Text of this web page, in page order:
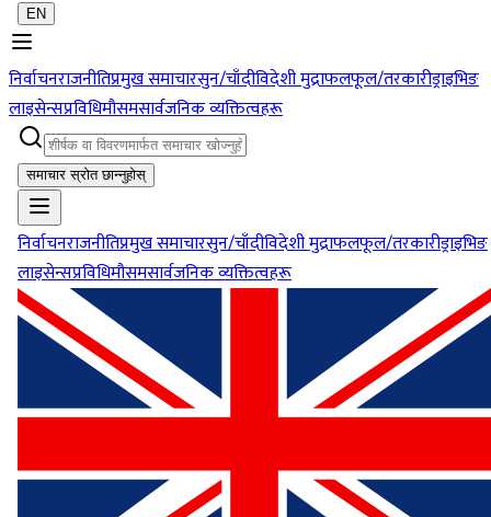
EN
निर्वाचनराजनीतिप्रमुख समाचारसुन/चाँदीविदेशी मुद्राफलफूल/तरकारीड्राइभिङ
लाइसेन्सप्रविधिमौसमसार्वजनिक व्यक्तित्वहरू
समाचार स्रोत छान्नुहोस्
निर्वाचनराजनीतिप्रमुख समाचारसुन/चाँदीविदेशी मुद्राफलफूल/तरकारीड्राइभिङ
लाइसेन्सप्रविधिमौसमसार्वजनिक व्यक्तित्वहरू